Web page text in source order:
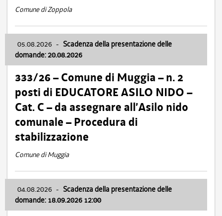
Comune di Zoppola
05.08.2026 - Scadenza della presentazione delle
domande: 20.08.2026
333/26 – Comune di Muggia – n. 2
posti di EDUCATORE ASILO NIDO –
Cat. C – da assegnare all’Asilo nido
comunale – Procedura di
stabilizzazione
Comune di Muggia
04.08.2026 - Scadenza della presentazione delle
domande: 18.09.2026 12:00